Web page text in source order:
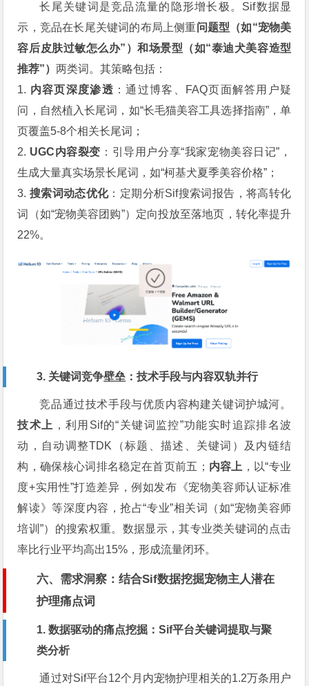
长尾关键词是竞品流量的隐形增长极。Sif数据显
示，竞品在长尾关键词的布局上侧重问题型（如“宠物美
容后皮肤过敏怎么办”）和场景型（如“泰迪犬美容造型
推荐”）两类词。其策略包括：
1. 内容页深度渗透 ：通过博客、FAQ页面解答用户疑
问，自然植入长尾词，如“长毛猫美容工具选择指南”，单
页覆盖5-8个相关长尾词；
2. UGC内容裂变 ：引导用户分享“我家宠物美容日记”，
生成大量真实场景长尾词，如“柯基犬夏季美容价格”；
3. 搜索词动态优化：定期分析Sif搜索词报告，将高转化
词（如“宠物美容团购”）定向投放至落地页，转化率提升
22%。
3. 关键词竞争壁垒：技术手段与内容双轨并行
竞品通过技术手段与优质内容构建关键词护城河。
技术上 ，利用Sif的“关键词监控”功能实时追踪排名波
动，自动调整TDK（标题、描述、关键词）及内链结
构，确保核心词排名稳定在首页前五； 内容上 ，以“专业
度+实用性”打造差异，例如发布《宠物美容师认证标准
解读》等深度内容，抢占“专业”相关词（如“宠物美容师
培训”）的搜索权重。数据显示，其专业类关键词的点击
率比行业平均高出15%，形成流量闭环。
六、需求洞察：结合Sif数据挖掘宠物主人潜在
护理痛点词
1. 数据驱动的痛点挖掘：Sif平台关键词提取与聚
类分析
通过对Sif平台12个月内宠物护理相关的1.2万条用户